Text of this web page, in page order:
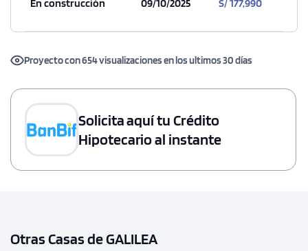
En construcción 09/10/2025 S/ 177,990
Proyecto con 654 visualizaciones en los ultimos 30 días
Solicita aquí tu Crédito
Hipotecario al instante
Otras Casas de GALILEA